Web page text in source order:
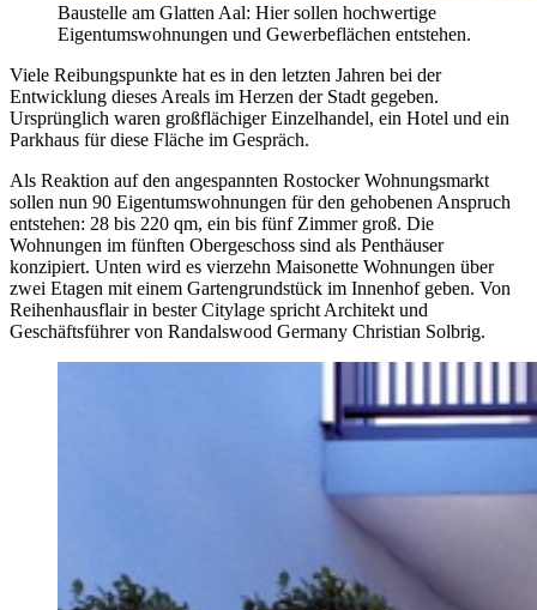
Baustelle am Glatten Aal: Hier sollen hochwertige
Eigentumswohnungen und Gewerbeflächen entstehen.
Viele Reibungspunkte hat es in den letzten Jahren bei der
Entwicklung dieses Areals im Herzen der Stadt gegeben.
Ursprünglich waren großflächiger Einzelhandel, ein Hotel und ein
Parkhaus für diese Fläche im Gespräch.
Als Reaktion auf den angespannten Rostocker Wohnungsmarkt
sollen nun 90 Eigentumswohnungen für den gehobenen Anspruch
entstehen: 28 bis 220 qm, ein bis fünf Zimmer groß. Die
Wohnungen im fünften Obergeschoss sind als Penthäuser
konzipiert. Unten wird es vierzehn Maisonette Wohnungen über
zwei Etagen mit einem Gartengrundstück im Innenhof geben. Von
Reihenhausflair in bester Citylage spricht Architekt und
Geschäftsführer von Randalswood Germany Christian Solbrig.